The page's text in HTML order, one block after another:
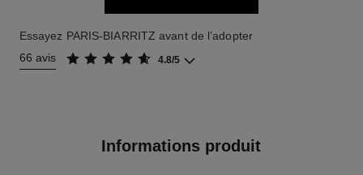
Essayez PARIS-BIARRITZ avant de l’adopter
66 avis
4.8/5
Informations produit